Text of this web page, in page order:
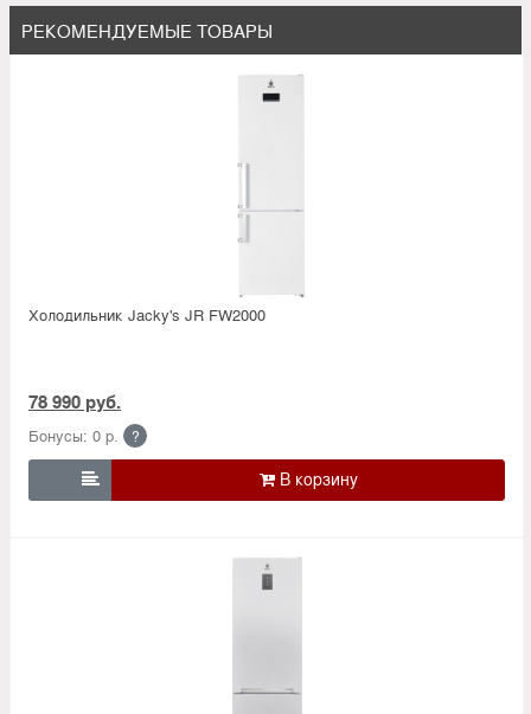
РЕКОМЕНДУЕМЫЕ ТОВАРЫ
Холодильник Jacky's JR FW2000
78 990 руб.
Бонусы: 0 р. ?
